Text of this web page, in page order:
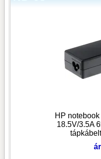
HP
18.5V/3.5A